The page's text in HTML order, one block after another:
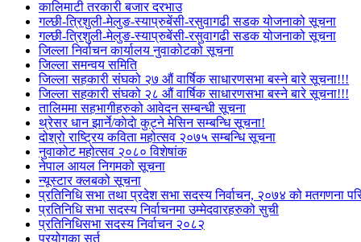
कालिमाटी तरकारी बजार दरभाउ
गल्छी-त्रिशुली-मेलुङ-स्याप्रुबेंसी-रसुवागढी सडक योजनाको सूचना
गल्छी-त्रिशुली-मेलुङ-स्याप्रुबेंसी-रसुवागढी सडक योजनाको सूचना
जिल्ला निर्वाचन कार्यालय नुवाकोटको सूचना
जिल्ला समन्वय समिति
जिल्ला सहकारी संघको २७ औं वार्षिक साधारणसभा बस्ने बारे सूचना!!!
जिल्ला सहकारी संघको २८ औं वार्षिक साधारणसभा बस्ने बारे सूचना!!!
तालिममा सहभागीहरुको आवेदन सम्बन्धी सूचना
थ्रेसर धान झार्ने/काेदाे कुट्ने मेसिन सम्बन्धि सूचना!
दोश्रो राष्ट्रिय कविता महोत्सव २०७५ सम्बन्धि सूचना
नुवाकोट महोत्सव २०८० विशेषांक
नेपाल आयल निगमको सूचना
न्यूस्टार क्लबको सूचना
प्रतिनिधि सभा तथा प्रदेश सभा सदस्य निर्वाचन, २०७४ को मतगणना
प्रतिनिधि सभा सदस्य निर्वाचनमा उम्मेदवारहरुको सुची
प्रतिनिधिसभा सदस्य निर्वाचन २०८२
प्रयोगका सर्त